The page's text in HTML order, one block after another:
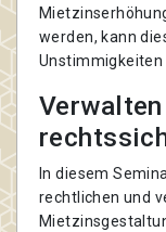
werden, kann
Unstimmigkeiten
In diesem
rechtlichen und